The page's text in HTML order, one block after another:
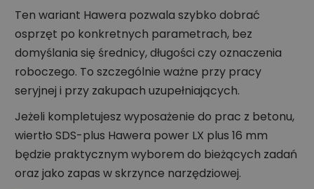
Ten wariant Hawera pozwala szybko dobrać
osprzęt po konkretnych parametrach, bez
domyślania się średnicy, długości czy oznaczenia
roboczego. To szczególnie ważne przy pracy
seryjnej i przy zakupach uzupełniających.
Jeżeli kompletujesz wyposażenie do prac z betonu,
wiertło SDS-plus Hawera power LX plus 16 mm
będzie praktycznym wyborem do bieżących zadań
oraz jako zapas w skrzynce narzędziowej.